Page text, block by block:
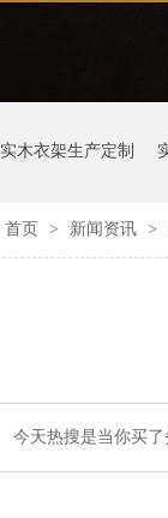
实木衣架生产定制
首页 > 新闻资讯 >
今天热搜是当你买